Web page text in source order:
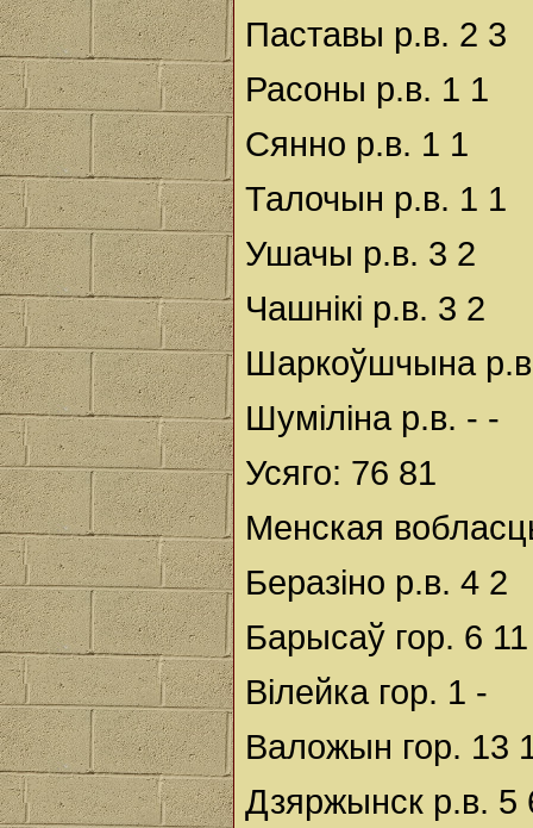
Паставы р.в. 2 3
Расоны р.в. 1 1
Сянно р.в. 1 1
Талочын р.в. 1 1
Ушачы р.в. 3 2
Чашнікі р.в. 3 2
Шаркоўшчына
Шуміліна р.в. - -
Усяго: 76 81
Менская
Беразіно р.в. 4 2
Барысаў гор. 6 11
Вілейка гор. 1 -
Валожын гор. 13
Дзяржынск р.в. 5